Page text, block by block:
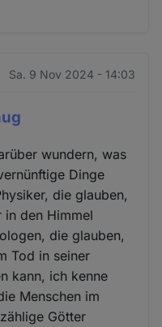
Sa. 9 Nov 2024 - 14:03
wundern, was
Dinge
die glauben,
in den Himmel
die glauben,
Tod in seiner
kann, ich kenne
Menschen im
Götter